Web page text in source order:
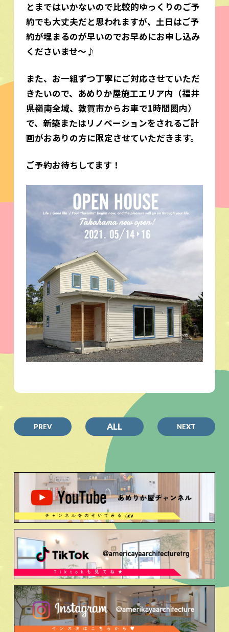
とまではいかないので比較的ゆっくりのご予
約でも大丈夫だと思われますが、 土日はご予
約が埋まるのが早いのでお早めにお申し込み
くださいませ～♪
また、お一組ずつ丁寧にご対応させていただ
きたいので、あめりか屋施工エリア内（福井
県嶺南全域、敦賀市からお車で1時間圏内）
で、新築またはリノベーションをされるご計
画がおありの方に限定させていただきます。
ご予約お待ちしてます！
PREV ALL NEXT